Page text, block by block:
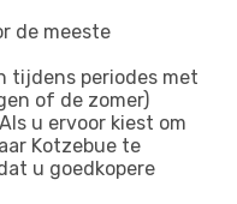
de meeste
tijdens periodes met
of de zomer)
u ervoor kiest om
Kotzebue te
u goedkopere